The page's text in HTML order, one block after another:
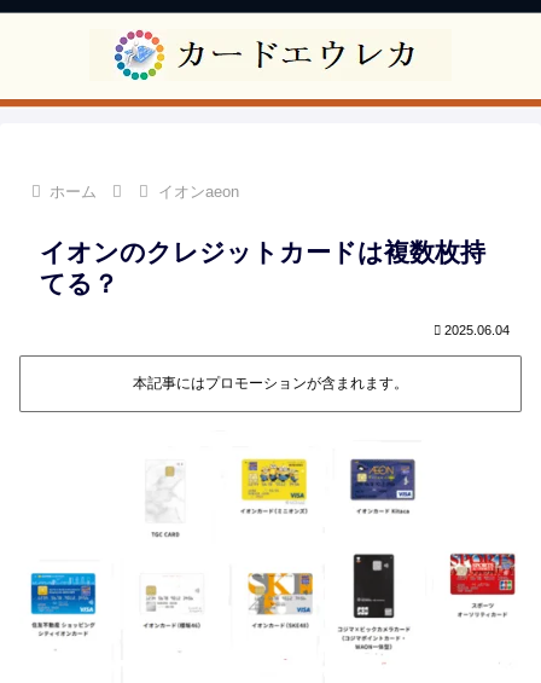
ホーム イオンaeon
イオンのクレジットカードは複数枚持
てる？
2025.06.04
本記事にはプロモーションが含まれます。